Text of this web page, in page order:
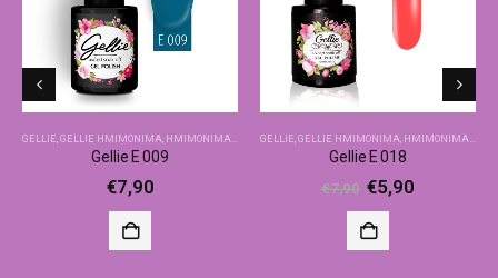
GELLIE GELLIE ΗΜΙΜΌΝΙΜΑ ΗΜΙΜΌΝΙΜΑ-ΒΑΣΙΚΆ ΧΡΏΜΑΤΑ
Gellie E 009
€7,90
GELLIE GELLIE ΗΜΙΜΌΝΙΜΑ ΗΜΙΜΌΝΙΜΑ-ΒΑΣΙΚΆ ΧΡΏΜΑΤΑ
Gellie E 018
€7,90 €5,90